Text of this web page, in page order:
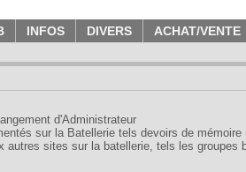
INFOS DIVERS ACHAT/VENTE
d'Administrateur
sur la Batellerie tels devoirs de
autres sites sur la batellerie, tels les